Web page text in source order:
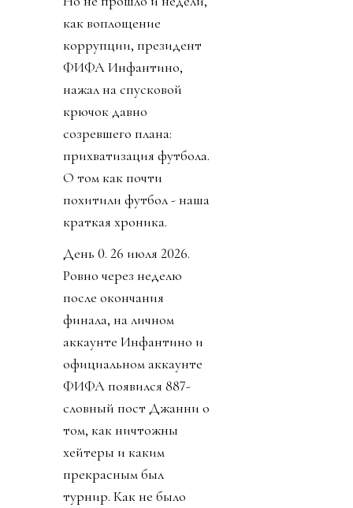
как воплощение
коррупции, президент
ФИФА Инфантино,
нажал на спусковой
крючок давно
созревшего плана:
прихватизация футбола.
О том как почти
похитили футбол - наша
краткая хроника.
День 0. 26 июля 2026.
Ровно через неделю
после окончания
финала, на личном
аккаунте Инфантино и
официальном аккаунте
ФИФА появился 887-
словный пост Джанни о
том, как ничтожны
хейтеры и каким
прекрасным был
турнир. Как не было